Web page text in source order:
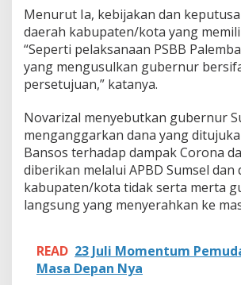
a
s
a
n
y
a
n
O
b
j
e
k
t
i
u
Menurut Ia, kebijakan dan
daerah kabupaten/kota yang
“Seperti pelaksanaan PSBB
yang mengusulkan gubernur
persetujuan,” katanya.
Novarizal menyebutkan gubernur
menganggarkan dana yang
Bansos terhadap dampak Corona
diberikan melalui APBD Sumsel dan
kabupaten/kota tidak serta merta
langsung yang menyerahkan ke
READ 23 Juli Momentum
Masa Depan Nya